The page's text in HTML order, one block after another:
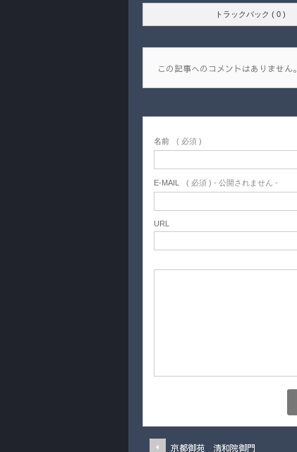
トラックバック ( 0 )
この記事へのコメントはありません。
名前 ( 必須 )
E-MAIL ( 必須 ) - 公開されません -
URL
京都御苑 清和院御門